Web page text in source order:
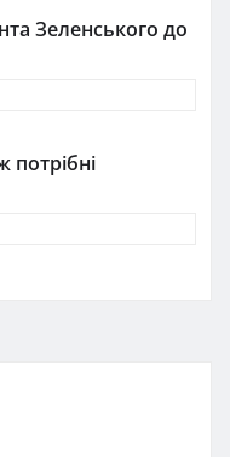
Зеленського до